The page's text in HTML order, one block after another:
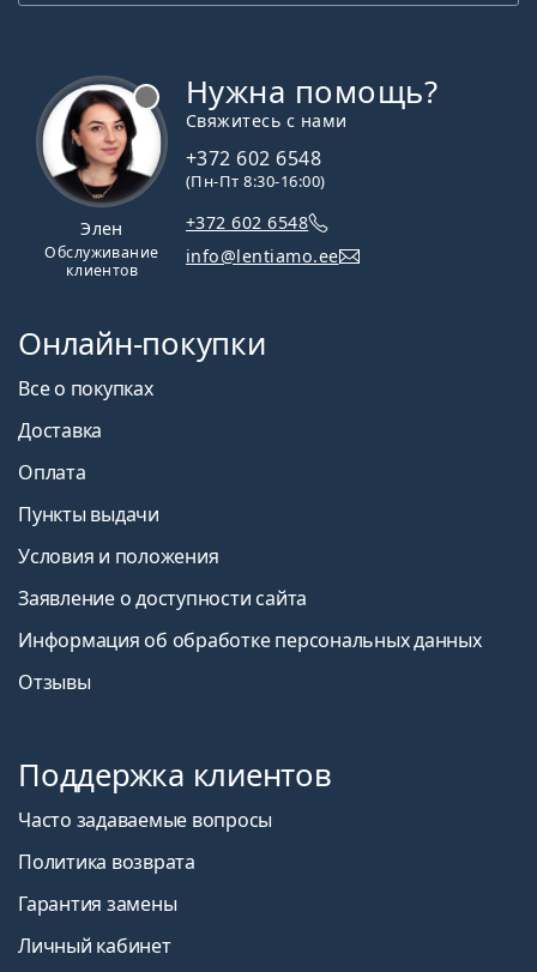
Элен
Обслуживание
клиентов
Нужна помощь?
Свяжитесь с нами
+372 602 6548
(Пн-Пт 8:30-16:00)
+372 602 6548
info@lentiamo.ee
Онлайн-покупки
Все о покупках
Доставка
Оплата
Пункты выдачи
Условия и положения
Заявление о доступности сайта
Информация об обработке персональных данных
Отзывы
Поддержка клиентов
Часто задаваемые вопросы
Политика возврата
Гарантия замены
Личный кабинет